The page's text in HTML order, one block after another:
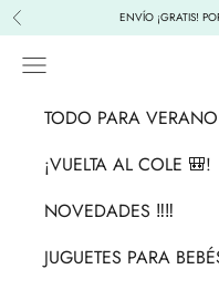
Ir al contenido
Anterior ENVÍO ¡GRATIS!
Menú
TODO PARA
¡VUELTA AL COLE 🎒!
NOVEDADES ‼️​‼️​
JUGUETES PARA